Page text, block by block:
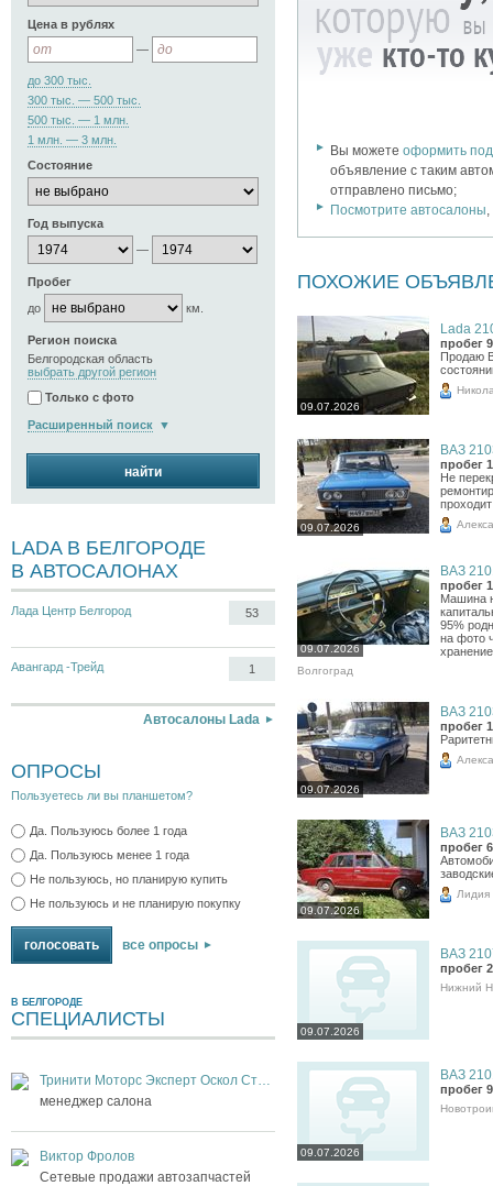
Цена в рублях
—
до 300 тыс.
300 тыс. — 500 тыс.
500 тыс. — 1 млн.
1 млн. — 3 млн.
Состояние
Год выпуска
—
Пробег
до
км.
Регион поиска
Белгородская область
выбрать другой регион
Только с фото
Расширенный поиск
найти
LADA В БЕЛГОРОДЕ
В АВТОСАЛОНАХ
Лада Центр Белгород 53
Авангард -Трейд 1
Автосалоны Lada
ОПРОСЫ
Пользуетесь ли вы планшетом?
Да. Пользуюсь более 1 года
Да. Пользуюсь менее 1 года
Не пользуюсь, но планирую купить
Не пользуюсь и не планирую покупку
все опросы
В БЕЛГОРОДЕ
СПЕЦИАЛИСТЫ
Тринити Моторс Эксперт Оскол Старый Оскол
менеджер салона
Виктор Фролов
Сетевые продажи автозапчастей
Вы можетеоформить
объявление с таким
отправлено письмо;
Посмотрите автосалоны
ПОХОЖИЕ
09.07.2026
Lada
пробег
Продаю
09.07.2026
ВАЗ
пробег
Не
09.07.2026
ВАЗ
пробег
Машина
95%
на фото
Волгоград
09.07.2026
ВАЗ
пробег
09.07.2026
ВАЗ
пробег
Лидия
09.07.2026
ВАЗ
пробег
Нижний
09.07.2026
ВАЗ
пробег